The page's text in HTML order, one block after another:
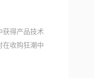
得产品技术
收购狂潮中